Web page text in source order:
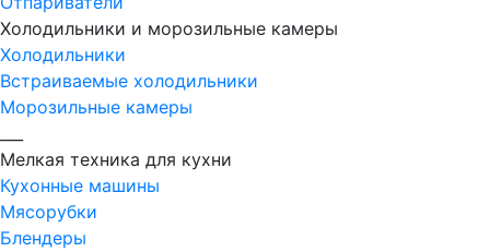
Холодильники и морозильные камеры
Холодильники
Встраиваемые холодильники
Морозильные камеры
Мелкая техника для кухни
Кухонные машины
Мясорубки
Блендеры